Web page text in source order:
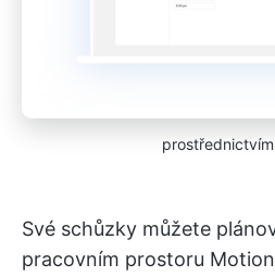
prostřednictvím
Své schůzky můžete
pracovním prostoru